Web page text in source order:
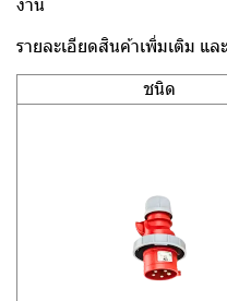
รายละเอียดสินค้าเพิ่มเติม แ
ชนิด